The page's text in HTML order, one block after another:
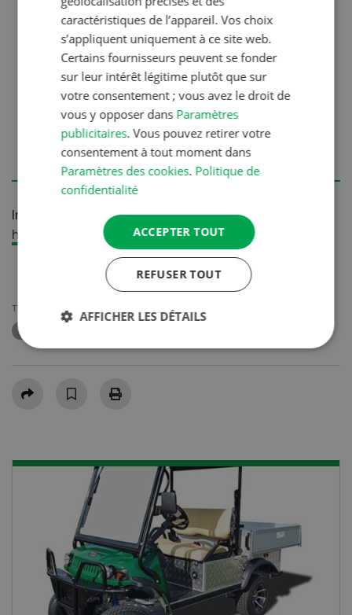
base d’un bon design de jardin.
• Choisissez des couleurs assorties à votre
maison pour établir un lien entre jardin et
maison.
• Votre jardin paraîtra plus grand s’il intègre des
éléments du paysage qui attirent le regard.
• Essayez de définir un fil rouge dans votre
concept de jardin afin de créer une unité.
Informations complémentaires:
https://www.lifestyleandmore.ch/
THÈMES
Partager
caractéristiques de l’appareil. Vos choix
s’appliquent uniquement à ce site web.
Certains fournisseurs peuvent se fonder
sur leur intérêt légitime plutôt que sur
votre consentement ; vous avez le droit de
vous y opposer dans Paramètres
publicitaires. Vous pouvez retirer votre
consentement à tout moment dans
Paramètres des cookies. Politique de
confidentialité
ACCEPTER TOUT
REFUSER TOUT
AFFICHER LES DÉTAILS